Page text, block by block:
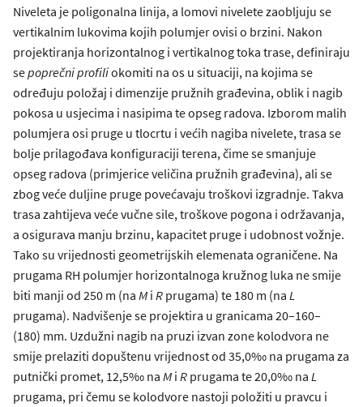
Niveleta je poligonalna linija, a lomovi nivelete zaobljuju se
vertikalnim lukovima kojih polumjer ovisi o brzini. Nakon
projektiranja horizontalnog i vertikalnog toka trase, definiraju
sepoprečni profiliokomiti na os u situaciji, na kojima se
određuju položaj i dimenzije pružnih građevina, oblik i nagib
pokosa u usjecima i nasipima te opseg radova. Izborom malih
polumjera osi pruge u tlocrtu i većih nagiba nivelete, trasa se
bolje prilagođava konfiguraciji terena, čime se smanjuje
opseg radova (primjerice veličina pružnih građevina), ali se
zbog veće duljine pruge povećavaju troškovi izgradnje. Takva
trasa zahtijeva veće vučne sile, troškove pogona i održavanja,
a osigurava manju brzinu, kapacitet pruge i udobnost vožnje.
Tako su vrijednosti geometrijskih elemenata ograničene. Na
prugama RH polumjer horizontalnoga kružnog luka ne smije
biti manji od 250 m (na M i R prugama) te 180 m (na L
prugama). Nadvišenje se projektira u granicama 20–160–
(180) mm. Uzdužni nagib na pruzi izvan zone kolodvora ne
smije prelaziti dopuštenu vrijednost od 35,0‰ na prugama za
putnički promet, 12,5‰ na M i R prugama te 20,0‰ na L
prugama, pri čemu se kolodvore nastoji položiti u pravcu i